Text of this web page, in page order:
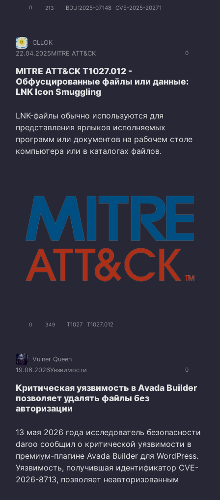
0 213 BDU:2025-07148 CVE-2025-20271
0
CLLOK
22.04.2025MITRE ATT&CK
MITRE ATT&CK T1027.012 -
Обфусцированные файлы или данные:
LNK Icon Smuggling
LNK-файлы обычно используются для
представления ярлыков исполняемых
программ или документов на рабочем столе
компьютера или в каталогах файлов.
0 349 T1027 T1027.012
0
Vulner Queen
19.06.2026Уязвимости
Критическая уязвимость в Avada Builder
позволяет удалять файлы без
авторизации
13 мая 2026 года исследователь безопасности
daroo сообщил о критической уязвимости в
премиум-плагине Avada Builder для WordPress.
Уязвимость, получившая идентификатор CVE-
2026-8713, позволяет неавторизованным